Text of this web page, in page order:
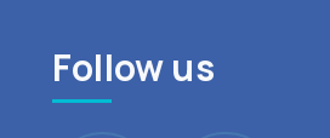
Follow us